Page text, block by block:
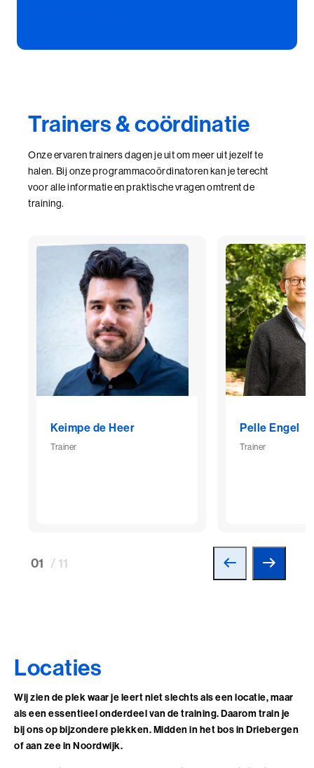
Trainers & coördinatie
Onze ervaren trainers dagen je uit om meer uit jezelf te
halen. Bij onze programmacoördinatoren kan je terecht
voor alle informatie en praktische vragen omtrent de
training.
Keimpe de Heer
Trainer
Pelle Engel
Trainer
01 / 11
Locaties
Wij zien de plek waar je leert niet slechts als een locatie, maar
als een essentieel onderdeel van de training. Daarom train je
bij ons op bijzondere plekken. Midden in het bos in Driebergen
of aan zee in Noordwijk.